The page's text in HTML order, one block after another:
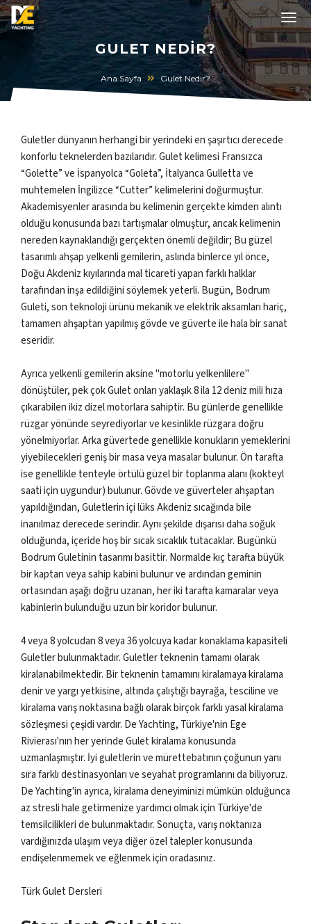
GULET NEDIR?
Ana Sayfa Gulet Nedir?
Guletler dünyanın herhangi bir yerindeki en şaşırtıcı derecede
konforlu teknelerden bazılarıdır. Gulet kelimesi Fransızca
“Golette” ve İspanyolca “Goleta”, İtalyanca Gulletta ve
muhtemelen İngilizce “Cutter” kelimelerini doğurmuştur.
Akademisyenler arasında bu kelimenin gerçekte kimden alıntı
olduğu konusunda bazı tartışmalar olmuştur, ancak kelimenin
nereden kaynaklandığı gerçekten önemli değildir; Bu güzel
tasarımlı ahşap yelkenli gemilerin, aslında binlerce yıl önce,
Doğu Akdeniz kıyılarında mal ticareti yapan farklı halklar
tarafından inşa edildiğini söylemek yeterli. Bugün, Bodrum
Guleti, son teknoloji ürünü mekanik ve elektrik aksamları hariç,
tamamen ahşaptan yapılmış gövde ve güverte ile hala bir sanat
eseridir.
Ayrıca yelkenli gemilerin aksine "motorlu yelkenlilere"
dönüştüler, pek çok Gulet onları yaklaşık 8 ila 12 deniz mili hıza
çıkarabilen ikiz dizel motorlara sahiptir. Bu günlerde genellikle
rüzgar yönünde seyrediyorlar ve kesinlikle rüzgara doğru
yönelmiyorlar. Arka güvertede genellikle konukların yemeklerini
yiyebilecekleri geniş bir masa veya masalar bulunur. Ön tarafta
ise genellikle tenteyle örtülü güzel bir toplanma alanı (kokteyl
saati için uygundur) bulunur. Gövde ve güverteler ahşaptan
yapıldığından, Guletlerin içi lüks Akdeniz sıcağında bile
inanılmaz derecede serindir. Aynı şekilde dışarısı daha soğuk
olduğunda, içeride hoş bir sıcak sıcaklık tutacaklar. Bugünkü
Bodrum Guletinin tasarımı basittir. Normalde kıç tarafta büyük
bir kaptan veya sahip kabini bulunur ve ardından geminin
ortasından aşağı doğru uzanan, her iki tarafta kamaralar veya
kabinlerin bulunduğu uzun bir koridor bulunur.
4 veya 8 yolcudan 8 veya 36 yolcuya kadar konaklama kapasiteli
Guletler bulunmaktadır. Guletler teknenin tamamı olarak
kiralanabilmektedir. Bir teknenin tamamını kiralamaya kiralama
denir ve yargı yetkisine, altında çalıştığı bayrağa, tesciline ve
kiralama varış noktasına bağlı olarak birçok farklı yasal kiralama
sözleşmesi çeşidi vardır. De Yachting, Türkiye'nin Ege
Rivierası'nın her yerinde Gulet kiralama konusunda
uzmanlaşmıştır. İyi guletlerin ve mürettebatının çoğunun yanı
sıra farklı destinasyonları ve seyahat programlarını da biliyoruz.
De Yachting'in ayrıca, kiralama deneyiminizi mümkün olduğunca
az stresli hale getirmenize yardımcı olmak için Türkiye'de
temsilcilikleri de bulunmaktadır. Sonuçta, varış noktanıza
vardığınızda ulaşım veya diğer özel talepler konusunda
endişelenmemek ve eğlenmek için oradasınız.
Türk Gulet Dersleri